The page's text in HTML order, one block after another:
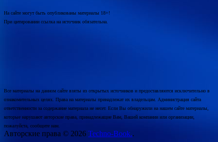
На сайте могут быть опубликованы материалы 18+!
При цитировании ссылка на источник обязательна.
Все материалы на данном сайте взяты из открытых источников и предоставляются исключительно в
ознакомительных целях. Права на материалы принадлежат их владельцам. Администрация сайта
ответственности за содержание материала не несет. Если Вы обнаружили на нашем сайте материалы,
которые нарушают авторские права, принадлежащие Вам, Вашей компании или организации,
пожалуйста, сообщите нам.
Авторские права © 2026 Techno-Book..